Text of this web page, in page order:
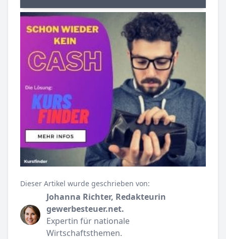
Dieser Artikel wurde geschrieben von:
Johanna Richter, Redakteurin
gewerbesteuer.net.
Expertin für nationale
Wirtschaftsthemen.